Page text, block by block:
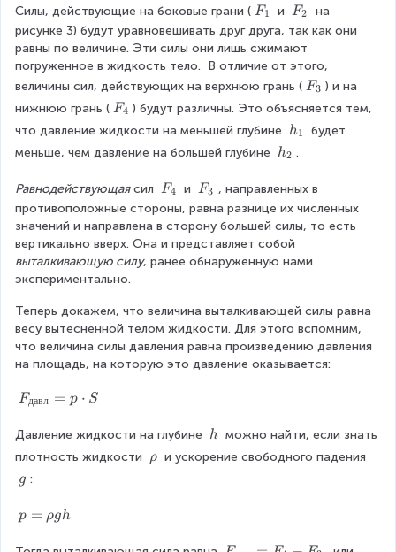
Силы, действующие на боковые грани ( F
_
1
F1 и F
_
2
F2
на
рисунке 3) будут уравновешивать друг друга, так как они
равны по величине. Эти силы они лишь сжимают
погруженное в жидкость тело.  В отличие от этого,
величины сил, действующих на верхнюю грань ( F
_
F3 ) и на
нижнюю грань ( F
_
F4 ) будут различны. Это объясняется тем,
что давление жидкости на меньшей глубине h
_
h1
будет
меньше, чем давление на большей глубине h
2
h2 .
Равнодействующая сил F
_
4
F4 и F
_
3
F3 , направленных в
противоположные стороны, равна разнице их численных
значений и направлена в сторону большей силы, то есть
вертикально вверх. Она и представляет собой
выталкивающую силу, ранее обнаруженную нами
экспериментально.
Теперь докажем, что величина выталкивающей силы равна
весу вытесненной телом жидкости. Для этого вспомним,
что величина силы давления равна произведению давления
на площадь, на которую это давление оказывается:
F
{
д
в
}
Fдавл = p ⋅ S
Давление жидкости на глубине \
\
h можно найти, если знать
плотность жидкости \
ρ и ускорение свободного падения
\
g
g :
p
p = ρgh